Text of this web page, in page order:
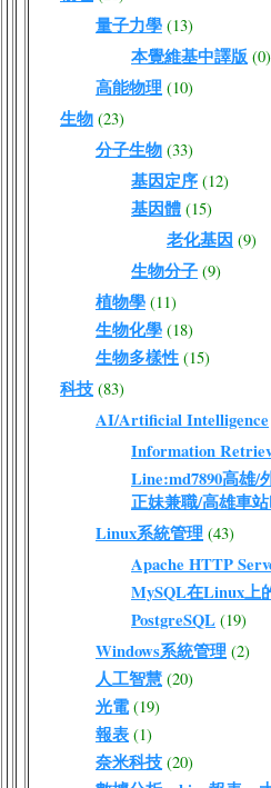
量子力學 (13)
本覺維基中譯版 (0)
高能物理 (10)
生物 (23)
分子生物 (33)
基因定序 (12)
基因體 (15)
老化基因 (9)
生物分子 (9)
植物學 (11)
生物化學 (18)
生物多樣性 (15)
科技 (83)
AI/Artificial Intelligence
Information
Line:md7890高雄/
正妹兼職/高雄車
Linux系統管理 (43)
Apache HTTP
MySQL在Linux上
PostgreSQL (19)
Windows系統管理 (2)
人工智慧 (20)
光電 (19)
報表 (1)
奈米科技 (20)